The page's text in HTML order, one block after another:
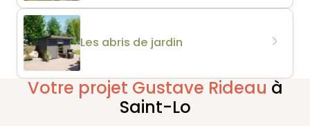
Les abris de jardin
Votre projet Gustave Rideau à
Saint-Lo